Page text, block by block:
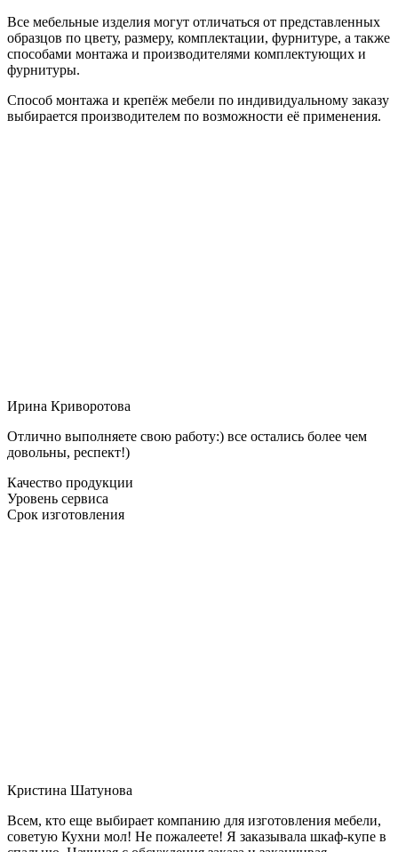
Все мебельные изделия могут отличаться от представленных
образцов по цвету, размеру, комплектации, фурнитуре, а также
способами монтажа и производителями комплектующих и
фурнитуры.
Способ монтажа и крепёж мебели по индивидуальному заказу
выбирается производителем по возможности её применения.
Ирина Криворотова
Отлично выполняете свою работу:) все остались более чем
довольны, респект!)
Качество продукции
Уровень сервиса
Срок изготовления
Кристина Шатунова
Всем, кто еще выбирает компанию для изготовления мебели,
советую Кухни мол! Не пожалеете! Я заказывала шкаф-купе в